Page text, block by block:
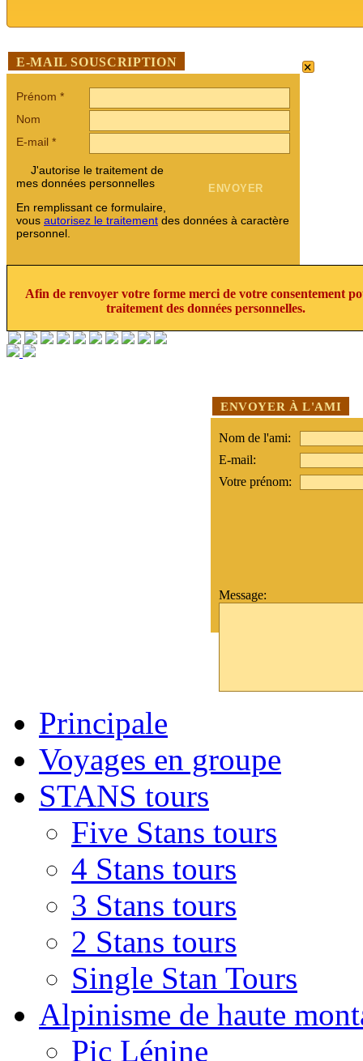
E-MAIL SOUSCRIPTION ×
Prénom *
Nom
E-mail *
J'autorise le traitement de
mes données personnelles
En remplissant ce formulaire,
vous autorisez le traitement des données à caractère
personnel.
Afin de renvoyer votre forme merci de votre consentement
traitement des données personnelles.
ENVOYER À L'AMI
Nom de l'ami:
E-mail:
Votre prénom:
Message:
Principale
Voyages en groupe
STANS tours
Five Stans tours
4 Stans tours
3 Stans tours
2 Stans tours
Single Stan Tours
Alpinisme de haute
Pic Lénine